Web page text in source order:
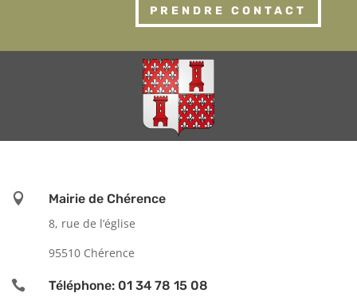
PRENDRE CONTACT

Mairie de Chérence
8, rue de l’église
95510 Chérence
 Téléphone: 01 34 78 15 08